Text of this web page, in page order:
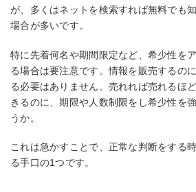
が、多くはネットを検索すれば無料でも
場合が多いです。
特に先着何名や期間限定など、希少性を
る場合は要注意です。情報を販売するの
る必要はありません。売れれば売れるほ
きるのに、期限や人数制限をし希少性を
うか。
これは急かすことで、正常な判断をする
る手口の1つです。